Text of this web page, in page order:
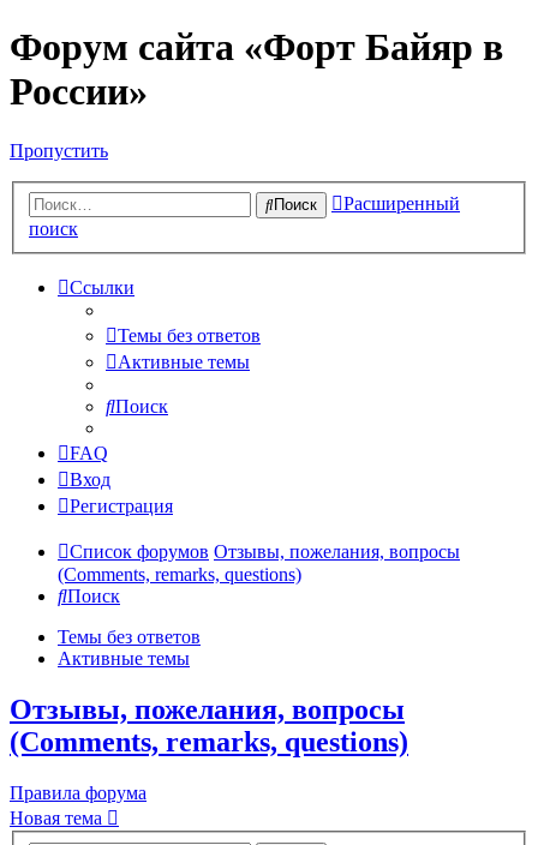
Форум сайта «Форт Байяр в
России»
Пропустить
Поиск
Расширенный
поиск
Ссылки
Темы без ответов
Активные темы
Поиск
FAQ
Вход
Регистрация
Список форумов Отзывы, пожелания, вопросы
(Comments, remarks, questions)
Поиск
Темы без ответов
Активные темы
Отзывы, пожелания, вопросы
(Comments, remarks, questions)
Правила форума
Новая тема